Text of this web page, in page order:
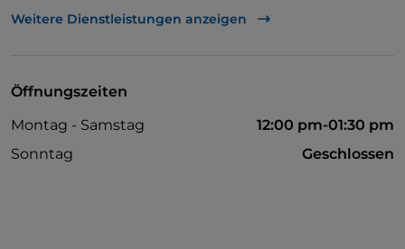
Mastercard
Weitere Dienstleistungen anzeigen
Öffnungszeiten
Montag - Samstag
12:00 pm-01:30 pm
Sonntag
Geschlossen